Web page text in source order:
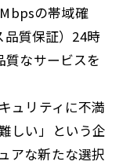
の帯域確
品質保証）24時
質なサービスを
ュリティに不満
しい」という企
アな新たな選択